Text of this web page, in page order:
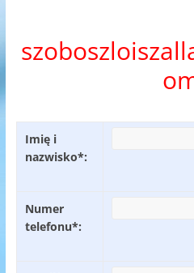
Imię i
nazwisko*:
Numer
telefonu*: